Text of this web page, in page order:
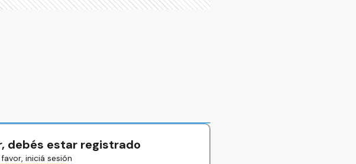
debés estar registrado
iniciá sesión